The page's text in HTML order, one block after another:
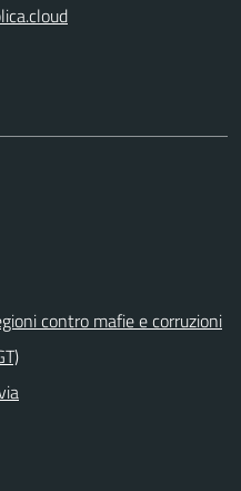
contro mafie e corruzioni